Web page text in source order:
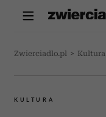
Zwierciadlo.pl > Kultura
KULTURA